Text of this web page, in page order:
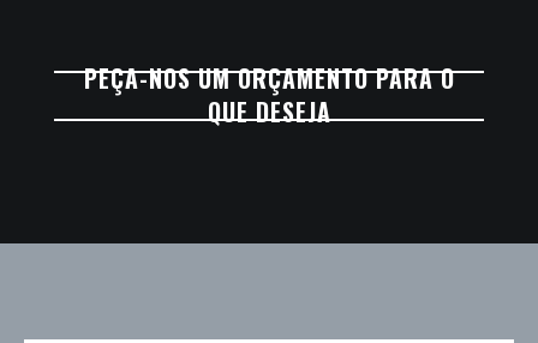
PEÇA-NOS UM ORÇAMENTO PARA O
QUE DESEJA